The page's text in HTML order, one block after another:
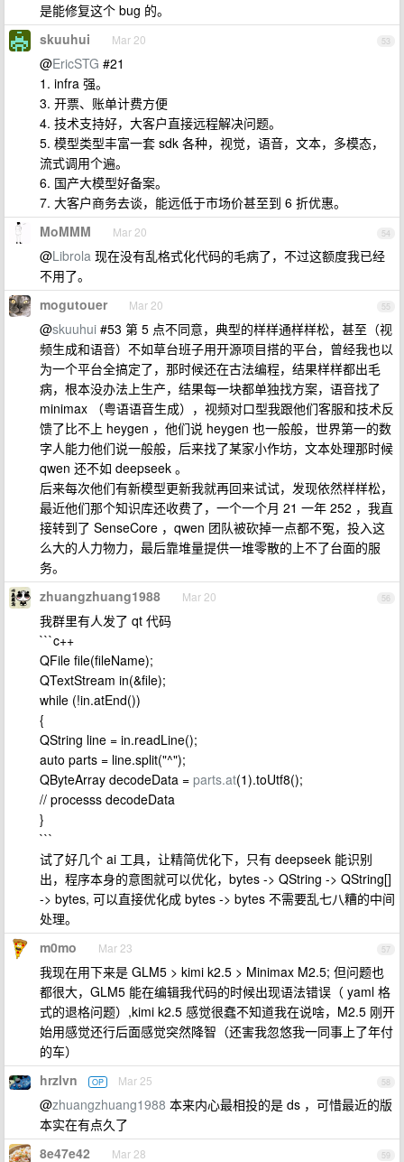
是能修复这个 bug 的。
53
skuuhui Mar 20
@EricSTG #21
1. infra 强。
3. 开票、账单计费方便
4. 技术支持好，大客户直接远程解决问题。
5. 模型类型丰富一套 sdk 各种，视觉，语音，文本，多模态，
流式调用个遍。
6. 国产大模型好备案。
7. 大客户商务去谈，能远低于市场价甚至到 6 折优惠。
54
MoMMM Mar 20
@Librola 现在没有乱格式化代码的毛病了，不过这额度我已经
不用了。
55
mogutouer Mar 20
@skuuhui #53 第 5 点不同意，典型的样样通样样松，甚至（视
频生成和语音）不如草台班子用开源项目搭的平台，曾经我也以
为一个平台全搞定了，那时候还在古法编程，结果样样都出毛
病，根本没办法上生产，结果每一块都单独找方案，语音找了
minimax （粤语语音生成），视频对口型我跟他们客服和技术反
馈了比不上 heygen ，他们说 heygen 也一般般，世界第一的数
字人能力他们说一般般，后来找了某家小作坊，文本处理那时候
qwen 还不如 deepseek 。
后来每次他们有新模型更新我就再回来试试，发现依然样样松，
最近他们那个知识库还收费了，一个一个月 21 一年 252 ，我直
接转到了 SenseCore ，qwen 团队被砍掉一点都不冤，投入这
么大的人力物力，最后靠堆量提供一堆零散的上不了台面的服
务。
56
zhuangzhuang1988 Mar 20
我群里有人发了 qt 代码
```c++
QFile file(fileName);
QTextStream in(&file);
while (!in.atEnd())
{
QString line = in.readLine();
auto parts = line.split("^");
QByteArray decodeData = parts.at(1).toUtf8();
// processs decodeData
}
```
试了好几个 ai 工具，让精简优化下，只有 deepseek 能识别
出，程序本身的意图就可以优化，bytes -> QString -> QString[]
-> bytes, 可以直接优化成 bytes -> bytes 不需要乱七八糟的中间
处理。
57
m0mo Mar 23
我现在用下来是 GLM5 > kimi k2.5 > Minimax M2.5; 但问题也
都很大，GLM5 能在编辑我代码的时候出现语法错误（ yaml 格
式的退格问题）,kimi k2.5 感觉很蠢不知道我在说啥，M2.5 刚开
始用感觉还行后面感觉突然降智（还害我忽悠我一同事上了年付
的车）
58
hrzlvn OP Mar 25
@zhuangzhuang1988 本来内心最相投的是 ds ，可惜最近的版
本实在有点久了
59
8e47e42 Mar 28